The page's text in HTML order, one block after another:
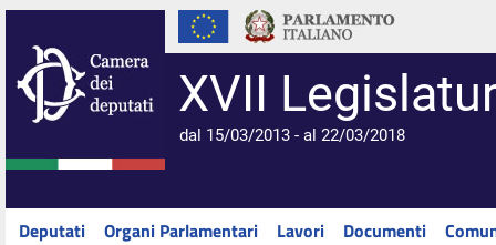
XVII
dal 15/03/2013 - al 22/03/2018
Deputati Organi Parlamentari Lavori Documenti